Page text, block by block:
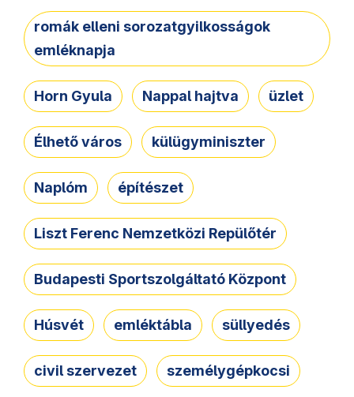
romák elleni sorozatgyilkosságok
emléknapja
Horn Gyula Nappal hajtva üzlet
Élhető város külügyminiszter
Naplóm építészet
Liszt Ferenc Nemzetközi Repülőtér
Budapesti Sportszolgáltató Központ
Húsvét emléktábla süllyedés
civil szervezet személygépkocsi